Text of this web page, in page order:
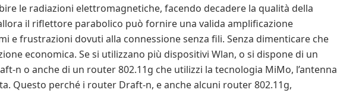
le radiazioni elettromagnetiche, facendo decadere la qualità della
il riflettore parabolico può fornire una valida amplificazione
e frustrazioni dovuti alla connessione senza fili. Senza dimenticare che
economica. Se si utilizzano più dispositivi Wlan, o si dispone di un
n o anche di un router 802.11g che utilizzi la tecnologia MiMo, l’antenna
Questo perché i router Draft-n, e anche alcuni router 802.11g,